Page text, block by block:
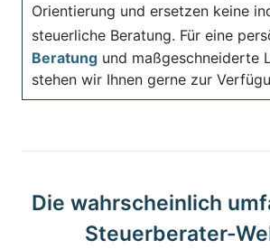
Orientierung und ersetzen keine
steuerliche Beratung. Für eine
Beratung und maßgeschneiderte
stehen wir Ihnen gerne zur
Die wahrscheinlich
Steuerberater-